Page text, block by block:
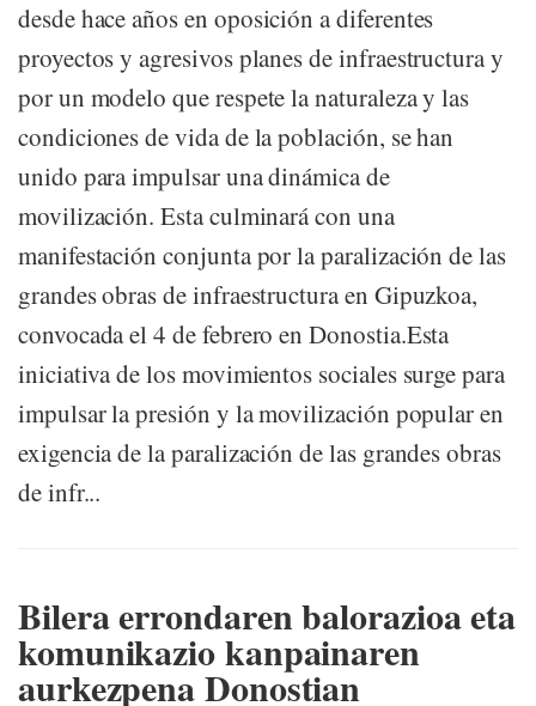
desde hace años en oposición a diferentes
proyectos y agresivos planes de infraestructura y
por un modelo que respete la naturaleza y las
condiciones de vida de la población, se han
unido para impulsar una dinámica de
movilización. Esta culminará con una
manifestación conjunta por la paralización de las
grandes obras de infraestructura en Gipuzkoa,
convocada el 4 de febrero en Donostia.Esta
iniciativa de los movimientos sociales surge para
impulsar la presión y la movilización popular en
exigencia de la paralización de las grandes obras
de infr...
Bilera errondaren balorazioa eta
komunikazio kanpainaren
aurkezpena Donostian